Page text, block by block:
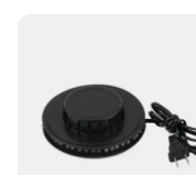
the most
modern design
ensures that your
spectacle,
displays. Whether
event organizer,
to your equipment.